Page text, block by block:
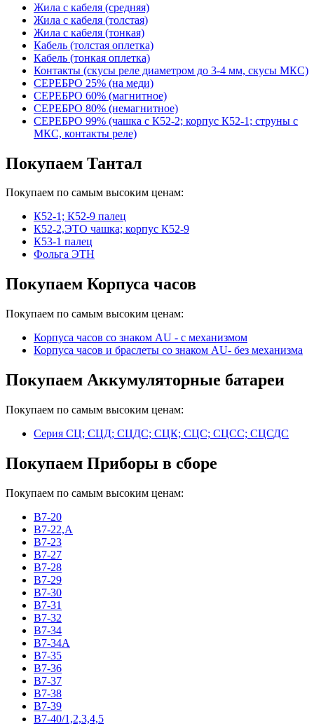
Жила с кабеля (средняя)
Жила с кабеля (толстая)
Жила с кабеля (тонкая)
Кабель (толстая оплетка)
Кабель (тонкая оплетка)
Контакты (скусы реле диаметром до 3-4 мм, скусы МКС)
СЕРЕБРО 25% (на меди)
СЕРЕБРО 60% (магнитное)
СЕРЕБРО 80% (немагнитное)
СЕРЕБРО 99% (чашка с К52-2; корпус К52-1; струны с
МКС, контакты реле)
Покупаем Тантал
Покупаем по самым высоким ценам:
К52-1; К52-9 палец
К52-2,ЭТО чашка; корпус К52-9
К53-1 палец
Фольга ЭТН
Покупаем Корпуса часов
Покупаем по самым высоким ценам:
Корпуса часов cо знаком AU - с механизмом
Корпуса часов и браслеты со знаком AU- без механизма
Покупаем Аккумуляторные батареи
Покупаем по самым высоким ценам:
Серия СЦ; СЦД; СЦДС; СЦК; СЦС; СЦСС; СЦСДС
Покупаем Приборы в сборе
Покупаем по самым высоким ценам:
В7-20
В7-22,А
В7-23
В7-27
В7-28
В7-29
В7-30
В7-31
В7-32
В7-34
В7-34А
В7-35
В7-36
В7-37
В7-38
В7-39
В7-40/1,2,3,4,5